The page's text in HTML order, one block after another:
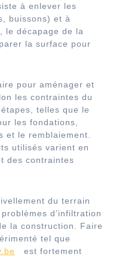
à enlever les
buissons) et à
le décapage de la
la surface pour
pour aménager et
les contraintes du
telles que le
les fondations,
et le remblaiement.
utilisés varient en
des contraintes
du terrain
d’infiltration
la construction. Faire
tel que
est fortement